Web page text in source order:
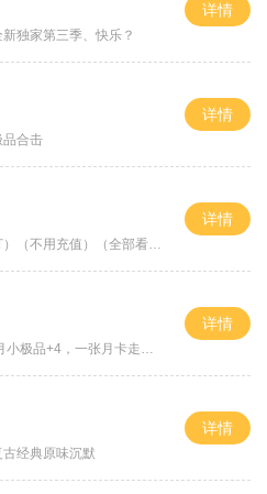
独家第三季、快乐？
详情
品合击
详情
（不用充值）（全部看脸）
详情
极品+4，一张月卡走天涯a
详情
经典原味沉默
详情